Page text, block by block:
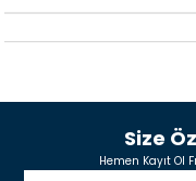
Size
Hemen Kayıt Ol